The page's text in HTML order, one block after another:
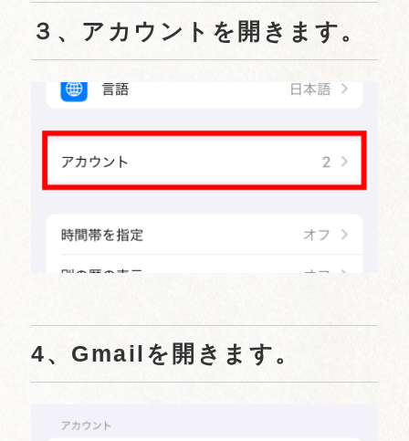
３、アカウントを開きます。
4、Gmailを開きます。